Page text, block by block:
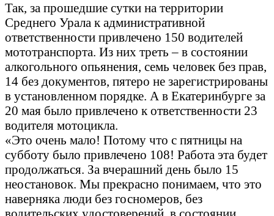
Так, за прошедшие сутки на территории
Среднего Урала к административной
ответственности привлечено 150 водителей
мототранспорта. Из них треть – в состоянии
алкогольного опьянения, семь человек без прав,
14 без документов, пятеро не зарегистрированы
в установленном порядке. А в Екатеринбурге за
20 мая было привлечено к ответственности 23
водителя мотоцикла.
«Это очень мало! Потому что с пятницы на
субботу было привлечено 108! Работа эта будет
продолжаться. За вчерашний день было 15
неостановок. Мы прекрасно понимаем, что это
наверняка люди без госномеров, без